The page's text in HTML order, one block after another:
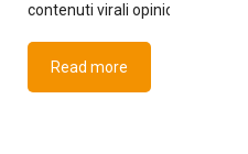
contenuti virali opinioni
Read more